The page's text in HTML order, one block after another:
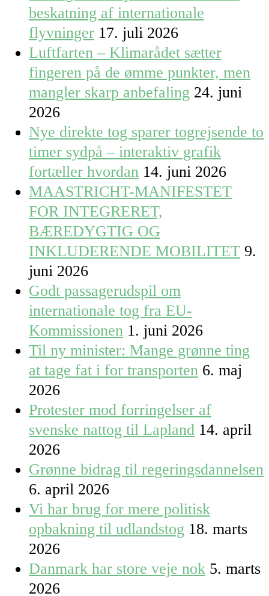
beskatning af internationale
flyvninger 17. juli 2026
Luftfarten – Klimarådet sætter
fingeren på de ømme punkter, men
mangler skarp anbefaling 24. juni
2026
Nye direkte tog sparer togrejsende to
timer sydpå – interaktiv grafik
fortæller hvordan 14. juni 2026
MAASTRICHT-MANIFESTET
FOR INTEGRERET,
BÆREDYGTIG OG
INKLUDERENDE MOBILITET 9.
juni 2026
Godt passagerudspil om
internationale tog fra EU-
Kommissionen 1. juni 2026
Til ny minister: Mange grønne ting
at tage fat i for transporten 6. maj
2026
Protester mod forringelser af
svenske nattog til Lapland 14. april
2026
Grønne bidrag til regeringsdannelsen
6. april 2026
Vi har brug for mere politisk
opbakning til udlandstog 18. marts
2026
Danmark har store veje nok 5. marts
2026